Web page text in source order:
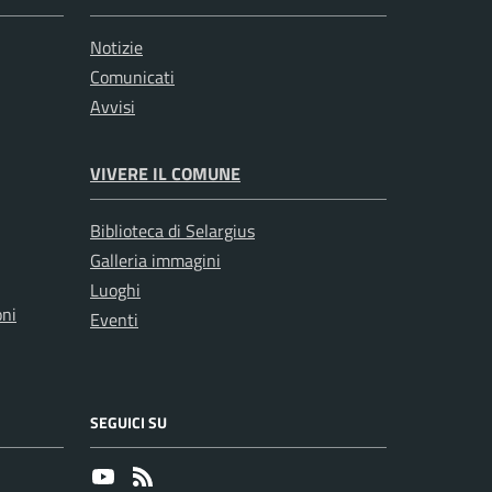
Notizie
Comunicati
Avvisi
VIVERE IL COMUNE
Biblioteca di Selargius
Galleria immagini
Luoghi
Eventi
SEGUICI SU
Youtube